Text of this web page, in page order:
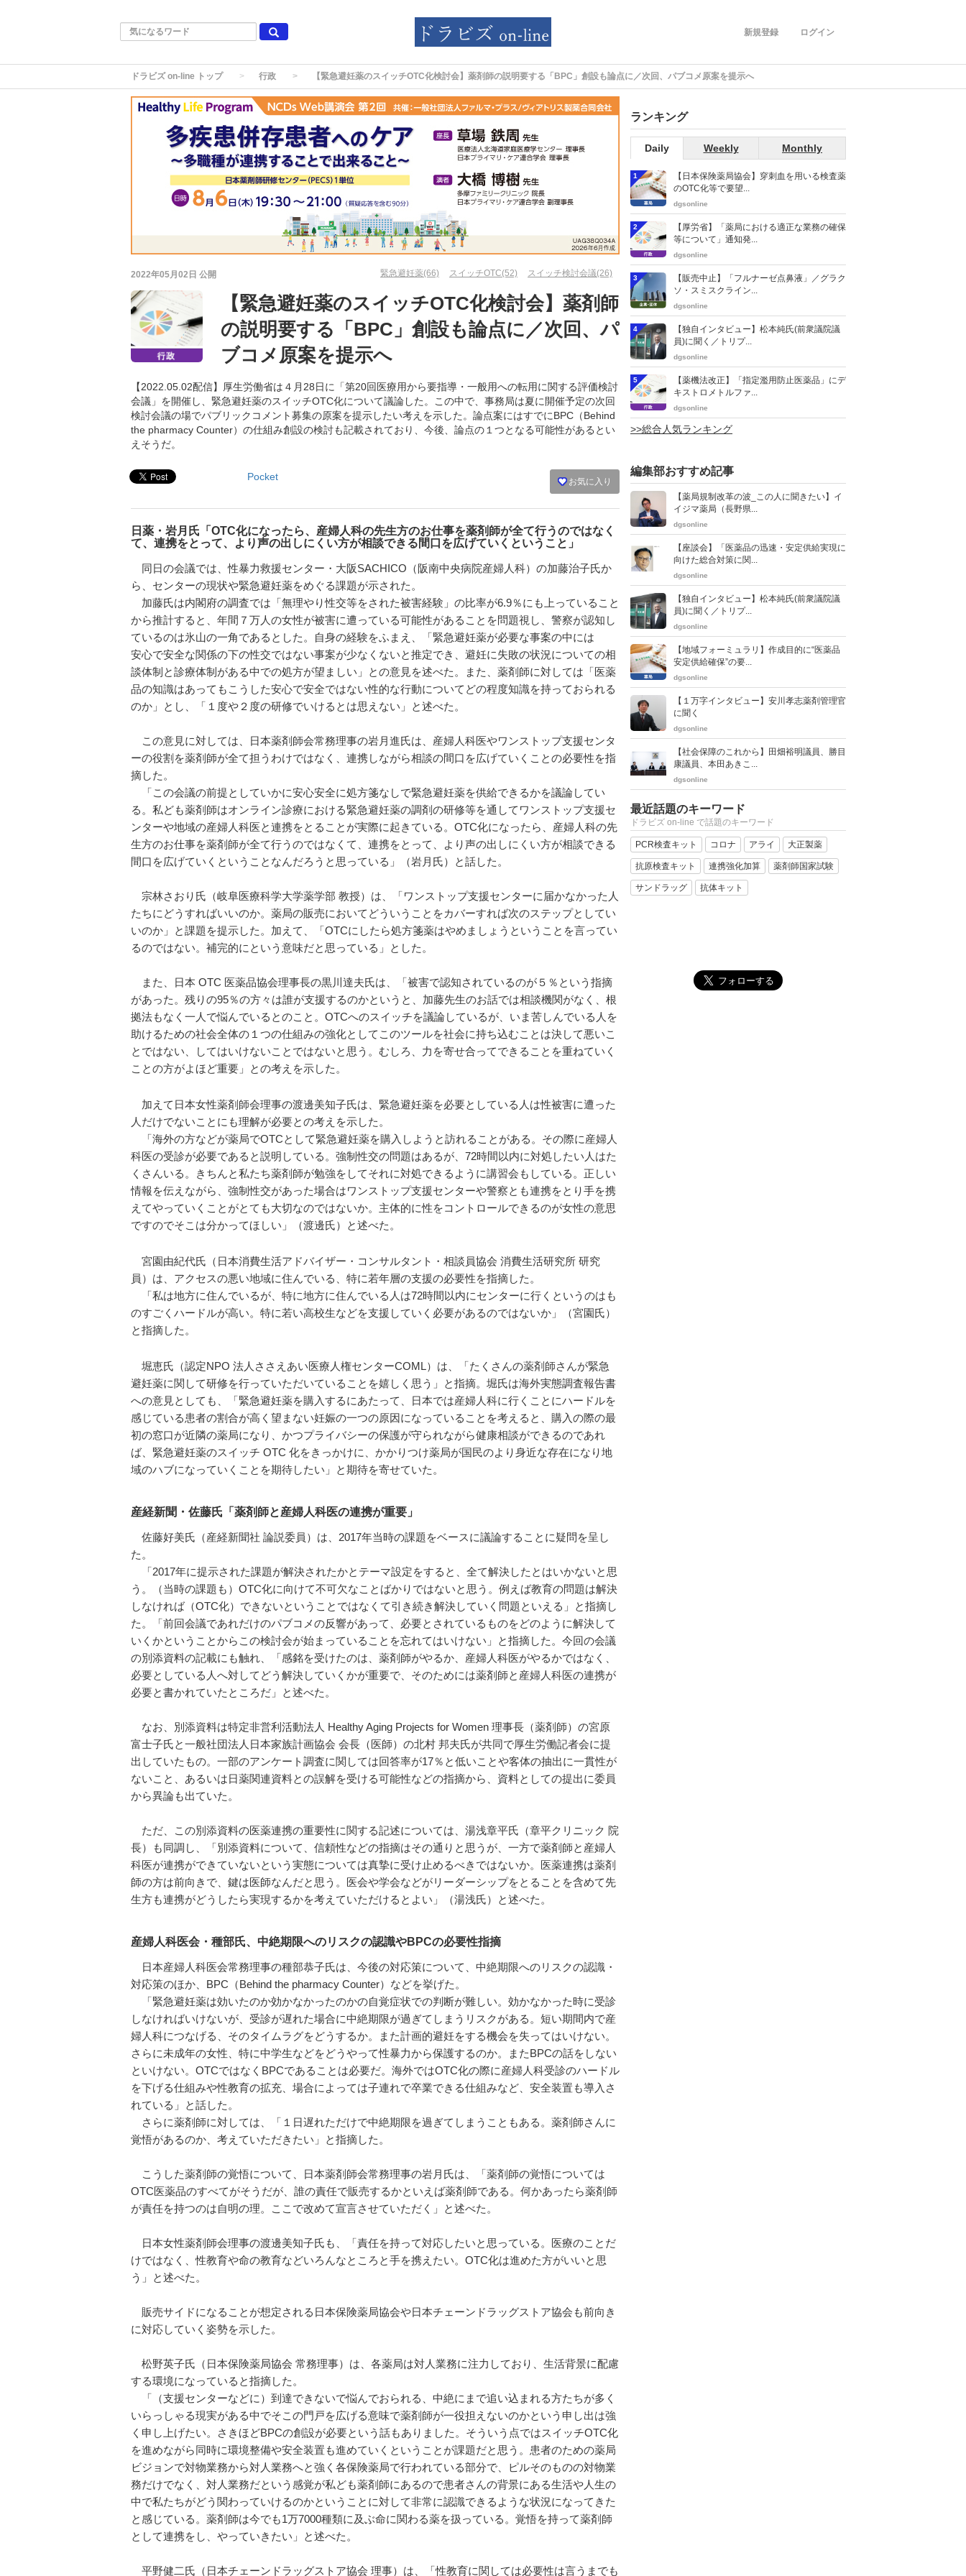
ログイン
新規登録
ドラビズ on-line トップ 行政 【緊急避妊薬のスイッチOTC化検討会】薬剤師の説明要する「BPC」創設も論点に／次回、パブコメ原案を提示へ
2022年05月02日 公開 緊急避妊薬(66) スイッチOTC(52) スイッチ検討会議(26)
【緊急避妊薬のスイッチOTC化検討会】薬剤師
の説明要する「BPC」創設も論点に／次回、パ
ブコメ原案を提示へ
【2022.05.02配信】厚生労働省は４月28日に「第20回医療用から要指導・一般用への転用に関する評価検討
会議」を開催し、緊急避妊薬のスイッチOTC化について議論した。この中で、事務局は夏に開催予定の次回
検討会議の場でパブリックコメント募集の原案を提示したい考えを示した。論点案にはすでにBPC（Behind
the pharmacy Counter）の仕組み創設の検討も記載されており、今後、論点の１つとなる可能性があるとい
えそうだ。
お気に入り
Pocket
日薬・岩月氏「OTC化になったら、産婦人科の先生方のお仕事を薬剤師が全て行うのではなく
て、連携をとって、より声の出しにくい方が相談できる間口を広げていくということ」
同日の会議では、性暴力救援センター・大阪SACHICO（阪南中央病院産婦人科）の加藤治子氏か
ら、センターの現状や緊急避妊薬をめぐる課題が示された。
加藤氏は内閣府の調査では「無理やり性交等をされた被害経験」の比率が6.9％にも上っていること
から推計すると、年間７万人の女性が被害に遭っている可能性があることを問題視し、警察が認知し
ているのは氷山の一角であるとした。自身の経験をふまえ、「緊急避妊薬が必要な事案の中には
安心で安全な関係の下の性交ではない事案が少なくないと推定でき、避妊に失敗の状況についての相
談体制と診療体制がある中での処方が望ましい」との意見を述べた。また、薬剤師に対しては「医薬
品の知識はあってもこうした安心で安全ではない性的な行動についてどの程度知識を持っておられる
のか」とし、「１度や２度の研修でいけるとは思えない」と述べた。
この意見に対しては、日本薬剤師会常務理事の岩月進氏は、産婦人科医やワンストップ支援センタ
ーの役割を薬剤師が全て担うわけではなく、連携しながら相談の間口を広げていくことの必要性を指
摘した。
「この会議の前提としていかに安心安全に処方箋なしで緊急避妊薬を供給できるかを議論してい
る。私ども薬剤師はオンライン診療における緊急避妊薬の調剤の研修等を通してワンストップ支援セ
ンターや地域の産婦人科医と連携をとることが実際に起きている。OTC化になったら、産婦人科の先
生方のお仕事を薬剤師が全て行うのではなくて、連携をとって、より声の出しにくい方が相談できる
間口を広げていくということなんだろうと思っている」（岩月氏）と話した。
宗林さおり氏（岐阜医療科学大学薬学部 教授）は、「ワンストップ支援センターに届かなかった人
たちにどうすればいいのか。薬局の販売においてどういうことをカバーすれば次のステップとしてい
いのか」と課題を提示した。加えて、「OTCにしたら処方箋薬はやめましょうということを言ってい
るのではない。補完的にという意味だと思っている」とした。
また、日本 OTC 医薬品協会理事長の黒川達夫氏は、「被害で認知されているのが５％という指摘
があった。残りの95％の方々は誰が支援するのかというと、加藤先生のお話では相談機関がなく、根
拠法もなく一人で悩んでいるとのこと。OTCへのスイッチを議論しているが、いま苦しんでいる人を
助けるための社会全体の１つの仕組みの強化としてこのツールを社会に持ち込むことは決して悪いこ
とではない、してはいけないことではないと思う。むしろ、力を寄せ合ってできることを重ねていく
ことの方がよほど重要」との考えを示した。
加えて日本女性薬剤師会理事の渡邊美知子氏は、緊急避妊薬を必要としている人は性被害に遭った
人だけでないことにも理解が必要との考えを示した。
「海外の方などが薬局でOTCとして緊急避妊薬を購入しようと訪れることがある。その際に産婦人
科医の受診が必要であると説明している。強制性交の問題はあるが、72時間以内に対処したい人はた
くさんいる。きちんと私たち薬剤師が勉強をしてそれに対処できるように講習会もしている。正しい
情報を伝えながら、強制性交があった場合はワンストップ支援センターや警察とも連携をとり手を携
えてやっていくことがとても大切なのではないか。主体的に性をコントロールできるのが女性の意思
ですのでそこは分かってほしい」（渡邊氏）と述べた。
宮園由紀代氏（日本消費生活アドバイザー・コンサルタント・相談員協会 消費生活研究所 研究
員）は、アクセスの悪い地域に住んでいる、特に若年層の支援の必要性を指摘した。
「私は地方に住んでいるが、特に地方に住んでいる人は72時間以内にセンターに行くというのはも
のすごくハードルが高い。特に若い高校生などを支援していく必要があるのではないか」（宮園氏）
と指摘した。
堀恵氏（認定NPO 法人ささえあい医療人権センターCOML）は、「たくさんの薬剤師さんが緊急
避妊薬に関して研修を行っていただいていることを嬉しく思う」と指摘。堀氏は海外実態調査報告書
への意見としても、「緊急避妊薬を購入するにあたって、日本では産婦人科に行くことにハードルを
感じている患者の割合が高く望まない妊娠の一つの原因になっていることを考えると、購入の際の最
初の窓口が近隣の薬局になり、かつプライバシーの保護が守られながら健康相談ができるのであれ
ば、緊急避妊薬のスイッチ OTC 化をきっかけに、かかりつけ薬局が国民のより身近な存在になり地
域のハブになっていくことを期待したい」と期待を寄せていた。
産経新聞・佐藤氏「薬剤師と産婦人科医の連携が重要」
佐藤好美氏（産経新聞社 論説委員）は、2017年当時の課題をベースに議論することに疑問を呈し
た。
「2017年に提示された課題が解決されたかとテーマ設定をすると、全て解決したとはいかないと思
う。（当時の課題も）OTC化に向けて不可欠なことばかりではないと思う。例えば教育の問題は解決
しなければ（OTC化）できないということではなくて引き続き解決していく問題といえる」と指摘し
た。「前回会議であれだけのパブコメの反響があって、必要とされているものをどのように解決して
いくかということからこの検討会が始まっていることを忘れてはいけない」と指摘した。今回の会議
の別添資料の記載にも触れ、「感銘を受けたのは、薬剤師がやるか、産婦人科医がやるかではなく、
必要としている人へ対してどう解決していくかが重要で、そのためには薬剤師と産婦人科医の連携が
必要と書かれていたところだ」と述べた。
なお、別添資料は特定非営利活動法人 Healthy Aging Projects for Women 理事長（薬剤師）の宮原
富士子氏と一般社団法人日本家族計画協会 会長（医師）の北村 邦夫氏が共同で厚生労働記者会に提
出していたもの。一部のアンケート調査に関しては回答率が17％と低いことや客体の抽出に一貫性が
ないこと、あるいは日薬関連資料との誤解を受ける可能性などの指摘から、資料としての提出に委員
から異論も出ていた。
ただ、この別添資料の医薬連携の重要性に関する記述については、湯浅章平氏（章平クリニック 院
長）も同調し、「別添資料について、信頼性などの指摘はその通りと思うが、一方で薬剤師と産婦人
科医が連携ができていないという実態については真摯に受け止めるべきではないか。医薬連携は薬剤
師の方は前向きで、鍵は医師なんだと思う。医会や学会などがリーダーシップをとることを含めて先
生方も連携がどうしたら実現するかを考えていただけるとよい」（湯浅氏）と述べた。
産婦人科医会・種部氏、中絶期限へのリスクの認識やBPCの必要性指摘
日本産婦人科医会常務理事の種部恭子氏は、今後の対応策について、中絶期限へのリスクの認識・
対応策のほか、BPC（Behind the pharmacy Counter）などを挙げた。
「緊急避妊薬は効いたのか効かなかったのかの自覚症状での判断が難しい。効かなかった時に受診
しなければいけないが、受診が遅れた場合に中絶期限が過ぎてしまうリスクがある。短い期間内で産
婦人科につなげる、そのタイムラグをどうするか。また計画的避妊をする機会を失ってはいけない。
さらに未成年の女性、特に中学生などをどうやって性暴力から保護するのか。またBPCの話をしない
といけない。OTCではなくBPCであることは必要だ。海外ではOTC化の際に産婦人科受診のハードル
を下げる仕組みや性教育の拡充、場合によっては子連れで卒業できる仕組みなど、安全装置も導入さ
れている」と話した。
さらに薬剤師に対しては、「１日遅れただけで中絶期限を過ぎてしまうこともある。薬剤師さんに
覚悟があるのか、考えていただきたい」と指摘した。
こうした薬剤師の覚悟について、日本薬剤師会常務理事の岩月氏は、「薬剤師の覚悟については
OTC医薬品のすべてがそうだが、誰の責任で販売するかといえば薬剤師である。何かあったら薬剤師
が責任を持つのは自明の理。ここで改めて宣言させていただく」と述べた。
日本女性薬剤師会理事の渡邊美知子氏も、「責任を持って対応したいと思っている。医療のことだ
けではなく、性教育や命の教育などいろんなところと手を携えたい。OTC化は進めた方がいいと思
う」と述べた。
販売サイドになることが想定される日本保険薬局協会や日本チェーンドラッグストア協会も前向き
に対応していく姿勢を示した。
松野英子氏（日本保険薬局協会 常務理事）は、各薬局は対人業務に注力しており、生活背景に配慮
する環境になっていると指摘した。
「（支援センターなどに）到達できないで悩んでおられる、中絶にまで追い込まれる方たちが多く
いらっしゃる現実がある中でそこの門戸を広げる意味で薬剤師が一役担えないのかという申し出は強
く申し上げたい。さきほどBPCの創設が必要という話もありました。そういう点ではスイッチOTC化
を進めながら同時に環境整備や安全装置も進めていくということが課題だと思う。患者のための薬局
ビジョンで対物業務から対人業務へと強く各保険薬局で行われている部分で、ピルそのものの対物業
務だけでなく、対人業務だという感覚が私ども薬剤師にあるので患者さんの背景にある生活や人生の
中で私たちがどう関わっていけるのかということに対して非常に認識できるような状況になってきた
と感じている。薬剤師は今でも1万7000種類に及ぶ命に関わる薬を扱っている。覚悟を持って薬剤師
として連携をし、やっていきたい」と述べた。
平野健二氏（日本チェーンドラッグストア協会 理事）は、「性教育に関しては必要性は言うまでも
ランキング
Daily Weekly Monthly
1
【日本保険薬局協会】穿刺血を用いる検査薬
のOTC化等で要望...
dgsonline
2
【厚労省】「薬局における適正な業務の確保
等について」通知発...
dgsonline
3
【販売中止】「フルナーゼ点鼻液」／グラク
ソ・スミスクライン...
dgsonline
4
【独自インタビュー】松本純氏(前衆議院議
員)に聞く／トリプ...
dgsonline
5
【薬機法改正】「指定濫用防止医薬品」にデ
キストロメトルファ...
dgsonline
>>総合人気ランキング
編集部おすすめ記事
【薬局規制改革の波_この人に聞きたい】イ
イジマ薬局（長野県...
dgsonline
【座談会】「医薬品の迅速・安定供給実現に
向けた総合対策に関...
dgsonline
【独自インタビュー】松本純氏(前衆議院議
員)に聞く／トリプ...
dgsonline
【地域フォーミュラリ】作成目的に“医薬品
安定供給確保”の要...
dgsonline
【１万字インタビュー】安川孝志薬剤管理官
に聞く
dgsonline
【社会保障のこれから】田畑裕明議員、勝目
康議員、本田あきこ...
dgsonline
最近話題のキーワード
ドラビズ on-line で話題のキーワード
PCR検査キット コロナ アライ 大正製薬
抗原検査キット 連携強化加算 薬剤師国家試験
サンドラッグ 抗体キット